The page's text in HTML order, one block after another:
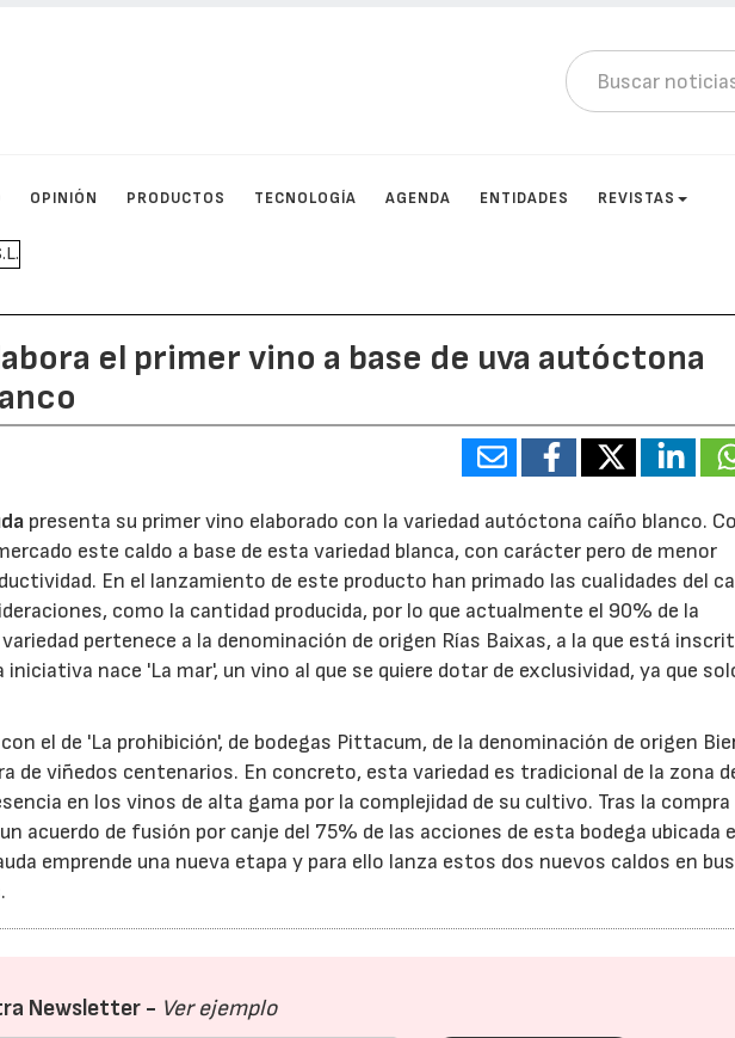
OPINIÓN PRODUCTOS TECNOLOGÍA AGENDA ENTIDADES REVISTAS
el primer vino a base de uva autóctona
presenta su primer vino elaborado con la variedad autóctona caíño blanco.
este caldo a base de esta variedad blanca, con carácter pero de menor
En el lanzamiento de este producto han primado las cualidades del
como la cantidad producida, por lo que actualmente el 90% de la
pertenece a la denominación de origen Rías Baixas, a la que está
iniciativa nace 'La mar', un vino al que se quiere dotar de exclusividad, ya que
el de 'La prohibición', de bodegas Pittacum, de la denominación de origen
de viñedos centenarios. En concreto, esta variedad es tradicional de la zona
en los vinos de alta gama por la complejidad de su cultivo. Tras la compra
acuerdo de fusión por canje del 75% de las acciones de esta bodega ubicada
emprende una nueva etapa y para ello lanza estos dos nuevos caldos en
Newsletter - Ver ejemplo